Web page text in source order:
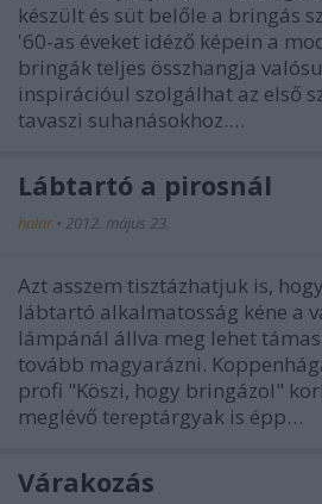
készült és süt belőle a bringás
'60-as éveket idéző képein a
bringák teljes összhangja
inspirációul szolgálhat az első
tavaszi suhanásokhoz.…
Lábtartó a pirosnál
halar • 2012. május 23.
Azt asszem tisztázhatjuk is,
lábtartó alkalmatosság kéne a
lámpánál állva meg lehet
tovább magyarázni.
profi "Köszi, hogy bringázol"
meglévő tereptárgyak is épp…
Várakozás